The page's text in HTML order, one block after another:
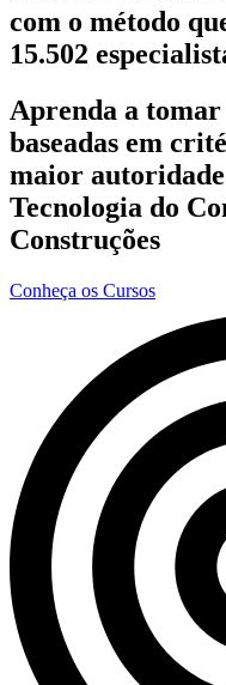
com o método
15.502
Aprenda a tomar
baseadas em
maior
Tecnologia do
Construções
Conheça os Cursos